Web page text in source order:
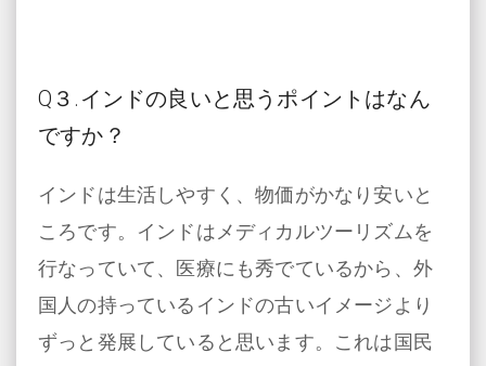
Q３.インドの良いと思うポイントはなん
ですか？
インドは生活しやすく、物価がかなり安いと
ころです。インドはメディカルツーリズムを
行なっていて、医療にも秀でているから、外
国人の持っているインドの古いイメージより
ずっと発展していると思います。これは国民